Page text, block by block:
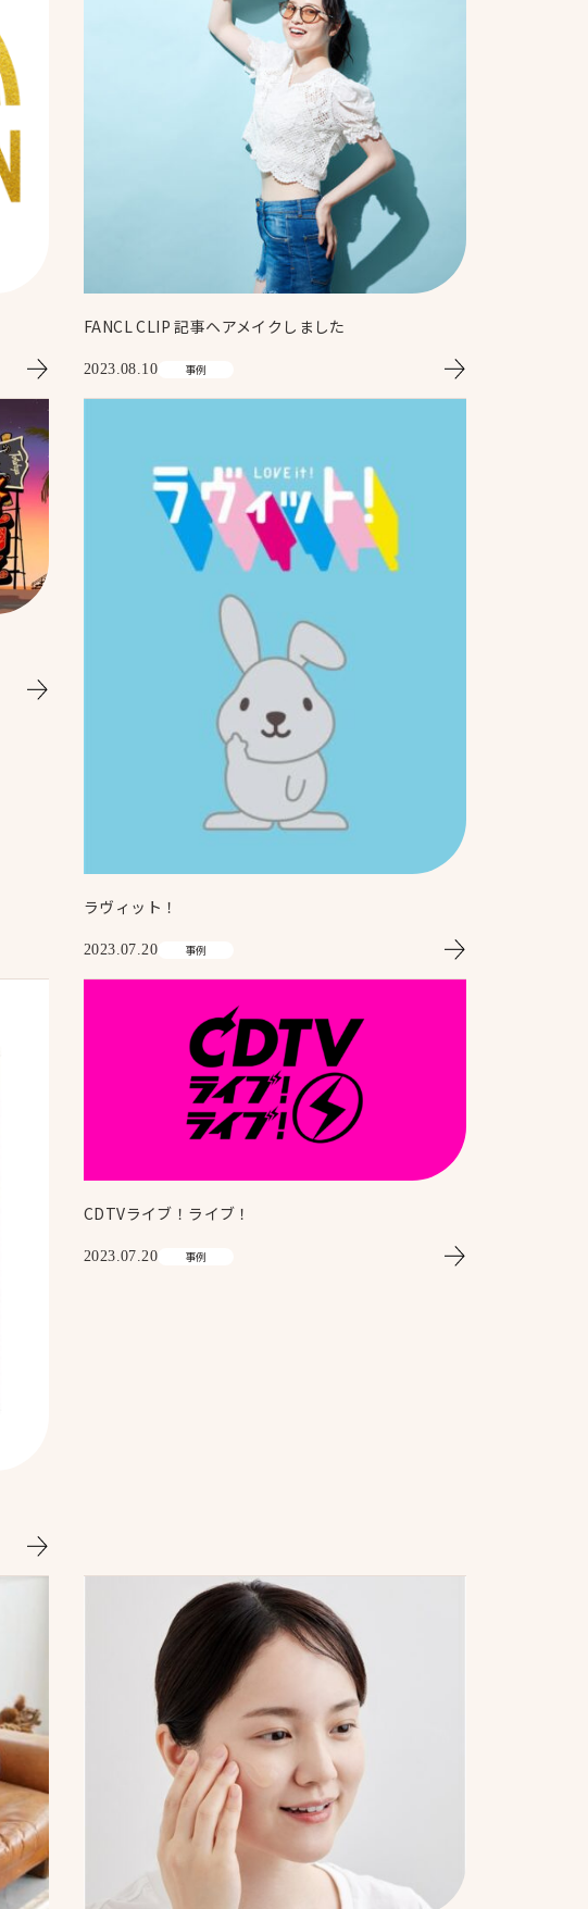
About
Service News
お知らせ
FANCL CLIP 記事ヘアメイクしました
2023.08.10 事例
ラヴィット！
2023.07.20 事例
CDTVライブ！ライブ！
2023.07.20 事例